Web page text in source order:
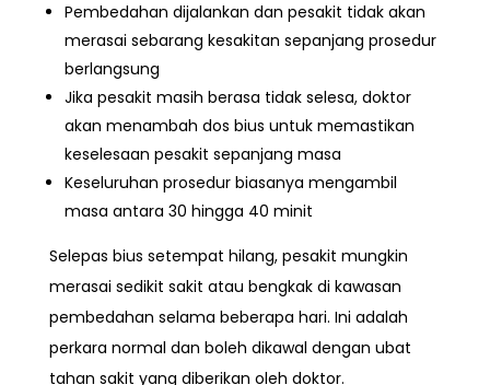
Pembedahan dijalankan dan pesakit tidak akan
merasai sebarang kesakitan sepanjang prosedur
berlangsung
Jika pesakit masih berasa tidak selesa, doktor
akan menambah dos bius untuk memastikan
keselesaan pesakit sepanjang masa
Keseluruhan prosedur biasanya mengambil
masa antara 30 hingga 40 minit
Selepas bius setempat hilang, pesakit mungkin
merasai sedikit sakit atau bengkakdi kawasan
pembedahan selama beberapa hari. Ini adalah
perkara normal dan boleh dikawal dengan ubat
tahan sakit yang diberikan oleh doktor.